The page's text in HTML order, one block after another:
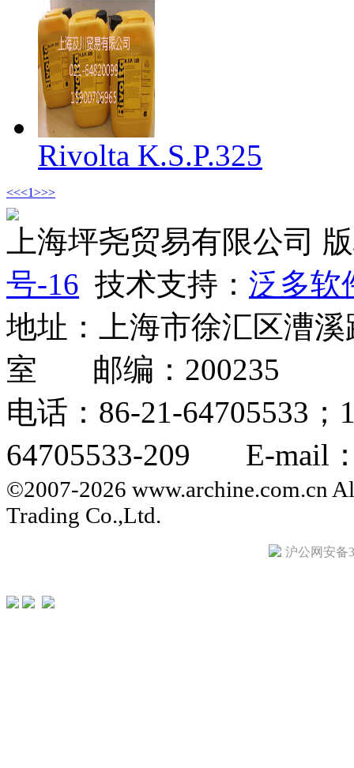
Rivolta K.S.P.325
<<<1>>>
上海坪尧贸易有限公司
号-16 技术支持： 泛多软
地址：上海市徐汇区漕
室 邮编：200235
电话：86-21-64705533
64705533-209 E-mail：
©2007-2026 www.archine.com.cn
Trading Co.,Ltd.
沪公网安备